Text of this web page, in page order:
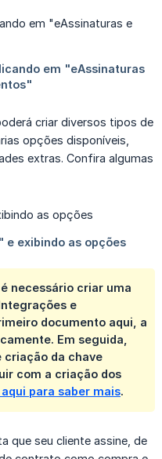
criar diversos tipos de
opções disponíveis,
extras. Confira algumas
necessário criar uma
e
documento aqui, a
Em seguida,
criação da chave
com a criação dos
para saber mais.
que seu cliente assine, de